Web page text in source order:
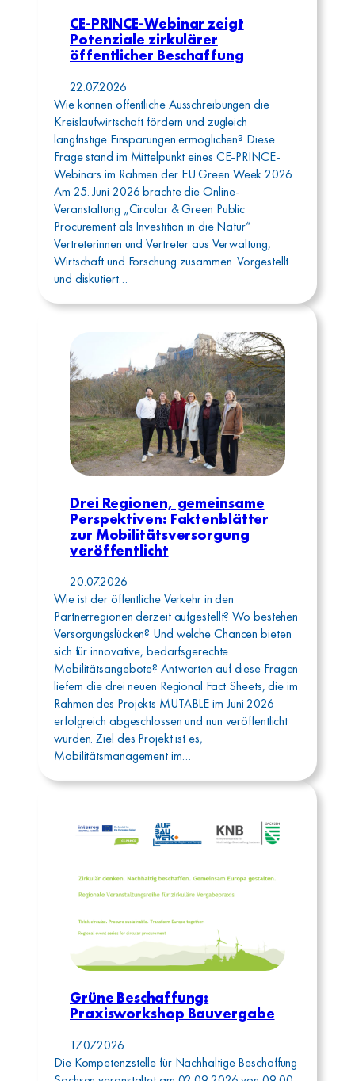
CE-PRINCE-Webinar zeigt
Potenziale zirkulärer
öffentlicher Beschaffung
22.07.2026
Wie können öffentliche Ausschreibungen die
Kreislaufwirtschaft fördern und zugleich
langfristige Einsparungen ermöglichen? Diese
Frage stand im Mittelpunkt eines CE-PRINCE-
Webinars im Rahmen der EU Green Week 2026.
Am 25. Juni 2026 brachte die Online-
Veranstaltung „Circular & Green Public
Procurement als Investition in die Natur“
Vertreterinnen und Vertreter aus Verwaltung,
Wirtschaft und Forschung zusammen. Vorgestellt
und diskutiert…
Drei Regionen, gemeinsame
Perspektiven: Faktenblätter
zur Mobilitätsversorgung
veröffentlicht
20.07.2026
Wie ist der öffentliche Verkehr in den
Partnerregionen derzeit aufgestellt? Wo bestehen
Versorgungslücken? Und welche Chancen bieten
sich für innovative, bedarfsgerechte
Mobilitätsangebote? Antworten auf diese Fragen
liefern die drei neuen Regional Fact Sheets, die im
Rahmen des Projekts MUTABLE im Juni 2026
erfolgreich abgeschlossen und nun veröffentlicht
wurden. Ziel des Projekt ist es,
Mobilitätsmanagement im…
Grüne Beschaffung:
Praxisworkshop Bauvergabe
17.07.2026
Die Kompetenzstelle für Nachhaltige Beschaffung